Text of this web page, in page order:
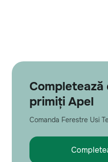
Completează
primiți Apel
Comanda Ferestre Usi